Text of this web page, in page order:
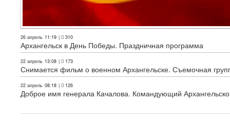
26 апрель 11:19 | 310
Архангельск в День Победы. Праздничная программа
22 апрель 13:08 | 173
Снимается фильм о военном Архангельске. Съемочная
22 апрель 08:18 | 126
Доброе имя генерала Качалова. Командующий